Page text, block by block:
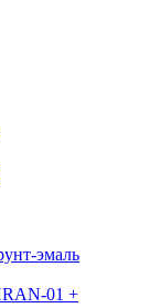
эмаль
01 +